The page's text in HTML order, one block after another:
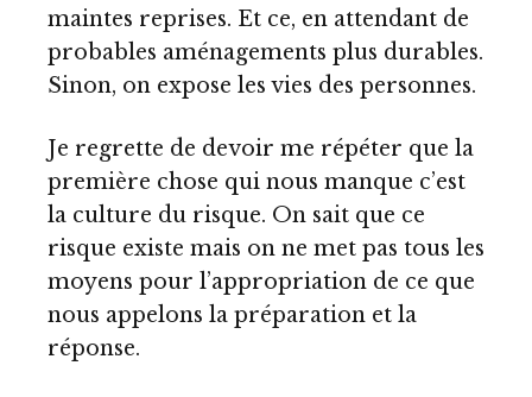
maintes reprises. Et ce, en attendant de
probables aménagements plus durables.
Sinon, on expose les vies des personnes.
Je regrette de devoir me répéter que la
première chose qui nous manque c’est
la culture du risque. On sait que ce
risque existe mais on ne met pas tous les
moyens pour l’appropriation de ce que
nous appelons la préparation et la
réponse.